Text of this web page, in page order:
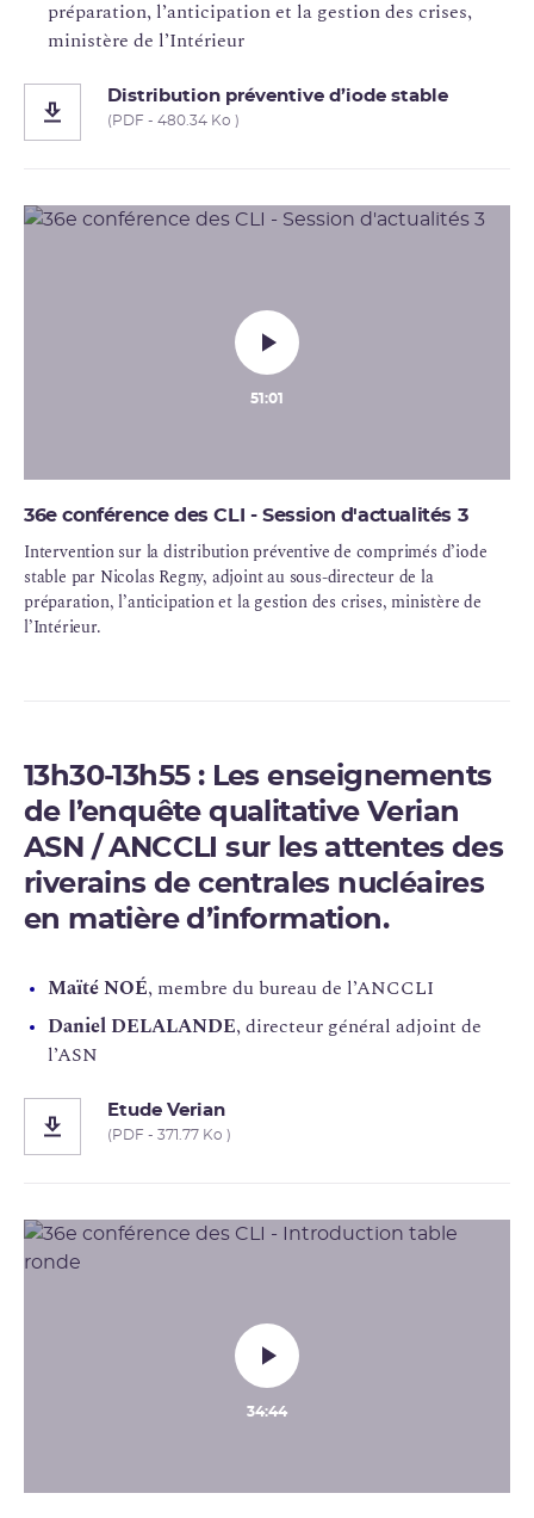
préparation, l’anticipation et la gestion des crises,
ministère de l’Intérieur
Distribution préventive d’iode stable
(PDF - 480.34 Ko )
51:01
36e conférence des CLI - Session d'actualités 3
Intervention sur la distribution préventive de comprimés d’iode
stable par Nicolas Regny, adjoint au sous-directeur de la
préparation, l’anticipation et la gestion des crises, ministère de
l’Intérieur.
13h30-13h55 : Les enseignements
de l’enquête qualitative Verian
ASN / ANCCLI sur les attentes des
riverains de centrales nucléaires
en matière d’information.
Maïté NOÉ, membre du bureau de l’ANCCLI
Daniel DELALANDE, directeur général adjoint de
l’ASN
Etude Verian
(PDF - 371.77 Ko )
34:44